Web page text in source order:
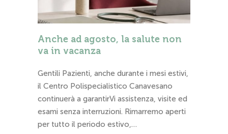
Anche ad agosto, la salute non
va in vacanza
Gentili Pazienti, anche durante i mesi estivi,
il Centro Polispecialistico Canavesano
continuerà a garantirVi assistenza, visite ed
esami senza interruzioni. Rimarremo aperti
per tutto il periodo estivo,…